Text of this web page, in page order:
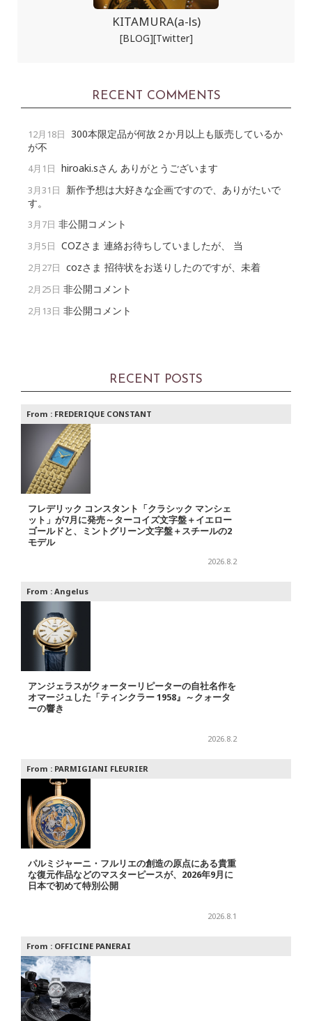
KITAMURA(a-ls)
[BLOG][Twitter]
RECENT COMMENTS
12月18日 300本限定品が何故２か月以上も販売しているか
が不
4月1日 hiroaki.sさん ありがとうございます
3月31日
新作予想は大好きな企画ですので、ありがたいで
す。
3月7日 非公開コメント
3月5日 COZさま 連絡お待ちしていましたが、 当
2月27日 cozさま 招待状をお送りしたのですが、未着
2月25日 非公開コメント
2月13日 非公開コメント
RECENT POSTS
From : FREDERIQUE CONSTANT
フレデリック コンスタント「クラシック マンシェ
ット」が7月に発売～ターコイズ文字盤＋イエロー
ゴールドと、ミントグリーン文字盤＋スチールの2
モデル
2026.8.2
From : Angelus
アンジェラスがクォーターリピーターの自社名作を
オマージュした「ティンクラー 1958』～クォータ
ーの響き
2026.8.2
From : PARMIGIANI FLEURIER
パルミジャーニ・フルリエの創造の原点にある貴重
な復元作品などのマスターピースが、2026年9月に
日本で初めて特別公開
2026.8.1
From : OFFICINE PANERAI